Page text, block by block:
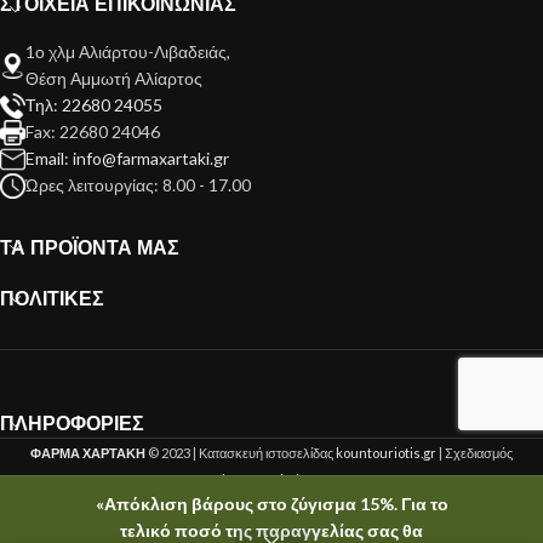
«Απόκλιση βάρους στο ζύγισμα 15%. Για το
τελικό ποσό της παραγγελίας σας θα
ΣΤΟΙΧΕΙΑ ΕΠΙΚΟΙΝΩΝΙΑΣ
1ο χλμ Αλιάρτου-Λιβαδειάς,
Θέση Αμμωτή Αλίαρτος
Τηλ: 22680 24055
Fax: 22680 24046
Email: info@farmaxartaki.gr
Ώρες λειτουργίας: 8.00 - 17.00
ΤΑ ΠΡΟΪΟΝΤΑ ΜΑΣ
ΠΟΛΙΤΙΚΕΣ
ΠΛΗΡΟΦΟΡΙΕΣ
ΦΑΡΜΑ ΧΑΡΤΑΚΗ © 2023 | Κατασκευή ιστοσελίδας kountouriotis.gr | Σχεδιασμός
kountouriotis.gr